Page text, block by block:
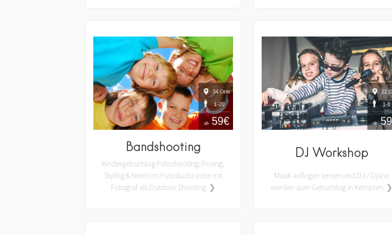
Bandshooting
Kindergeburtstag Fotoshooting: Posing,
Styling & feiern im Fotostudio oder mit
Fotograf als Outdoor Shooting. ❯
DJ Workshop
Musik auflegen lernen und DJ / Djane
werden zum Geburtstag in Kempten. ❯